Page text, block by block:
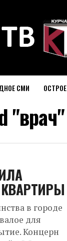
СМИ ОСТРОЕ
"врач"
в городе
для
Концерн